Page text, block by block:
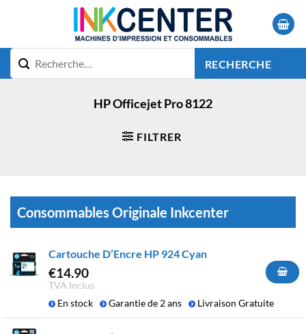
RECHERCHE
HP Officejet Pro 8122
FILTRER
Consommables Originale Inkcenter
Cartouche D’Encre HP 924 Cyan
€14.90
TVA Inclus
En stock
Garantie de 2 ans Livraison Gratuite